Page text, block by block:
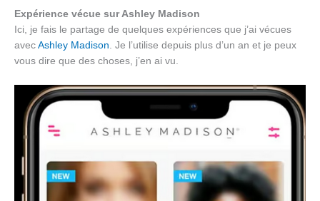
Expérience vécue sur Ashley Madison
Ici, je fais le partage de quelques expériences que j’ai vécues
avec Ashley Madison . Je l’utilise depuis plus d’un an et je peux
vous dire que des choses, j’en ai vu.